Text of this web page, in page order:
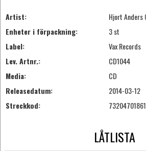
Artist:
Hjort Anders
Enheter i förpackning:
3 st
Label:
Vax Records
Lev. Artnr.:
CD1044
Media:
CD
Releasedatum:
2014-03-12
Streckkod:
LÅTLISTA